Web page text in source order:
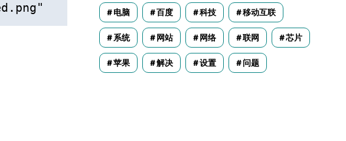
电脑 百度 科技 移动互联
系统 网站 网络 联网 芯片
苹果 解决 设置 问题